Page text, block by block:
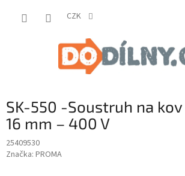
CZK
SK-550 -Soustruh na kov
16 mm – 400 V
25409530
Značka: PROMA